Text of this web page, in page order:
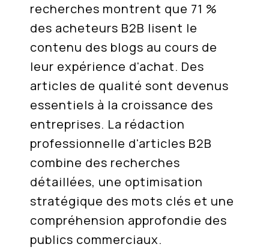
recherches montrent que 71 %
des acheteurs B2B lisent le
contenu des blogs au cours de
leur expérience d'achat. Des
articles de qualité sont devenus
essentiels à la croissance des
entreprises. La rédaction
professionnelle d'articles B2B
combine des recherches
détaillées, une optimisation
stratégique des mots clés et une
compréhension approfondie des
publics commerciaux.